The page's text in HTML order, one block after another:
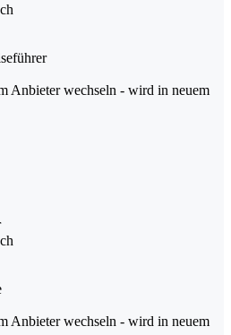
Anbieter wechseln - wird in neuem
Anbieter wechseln - wird in neuem